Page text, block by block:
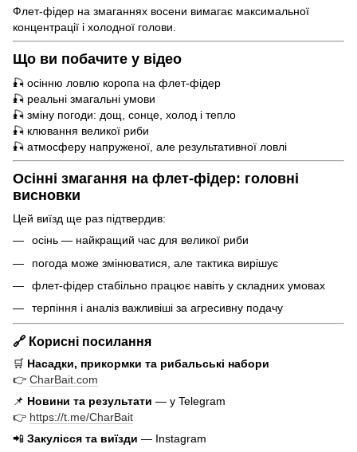
Флет-фідер на змаганнях восени вимагає максимальної
концентрації і холодної голови.
Що ви побачите у відео
🎣 осінню ловлю коропа на флет-фідер
🎣 реальні змагальні умови
🎣 зміну погоди: дощ, сонце, холод і тепло
🎣 клювання великої риби
🎣 атмосферу напруженої, але результативної ловлі
Осінні змагання на флет-фідер: головні
висновки
Цей виїзд ще раз підтвердив:
осінь — найкращий час для великої риби
погода може змінюватися, але тактика вирішує
флет-фідер стабільно працює навіть у складних умовах
терпіння і аналіз важливіші за агресивну подачу
🔗 Корисні посилання
🛒 Насадки, прикормки та рибальські набори
👉 CharBait.com
📌 Новини та результати — у Telegram
👉 https://t.me/CharBait
📲 Закулісся та виїзди — Instagram